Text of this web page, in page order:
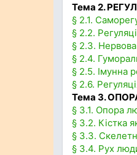
Тема 2.
§ 2.1.
§ 2.2.
§ 2.3. Нервова
§ 2.4.
§ 2.5. Імунна
§ 2.6.
Тема 3.
§ 3.1. Опора
§ 3.2. Кістка
§ 3.3.
§ 3.4. Рух